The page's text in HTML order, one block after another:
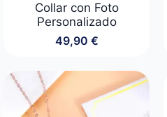
Collar con Foto
Personalizado
49,90 €